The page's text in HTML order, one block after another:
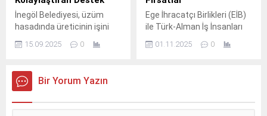
İnegöl Belediyesi, üzüm
hasadında üreticinin işini
sıkma makinesi alarak
hizmetine sundu.
15.09.2025 0
Ege İhracatçı Birlikleri (EİB)
ile Türk-Alman İş İnsanları
01.11.2025 0
Bir Yorum Yazın